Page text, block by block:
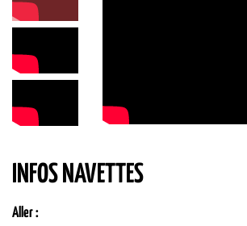
INFOS NAVETTES
Aller :